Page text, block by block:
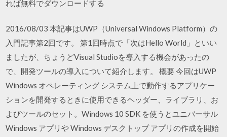
れば無料でダウンロードする
2016/08/03 本記事はUWP（Universal Windows Platform）の
入門記事第2回です。 第1回時点で「次はHello World」といい
ましたが、ちょうどVisual Studioを導入する機会があったの
で、開発ツールの導入について紹介します。 概要 今回はUWP
Windows オペレーティング システム上で動作するアプリケー
ションを開発するときに使用できるヘッダー、ライブラリ、お
よびツールのセット。Windows 10 SDK を使うとユニバーサル
Windows アプリや Windows デスクトップ アプリの作成を開始